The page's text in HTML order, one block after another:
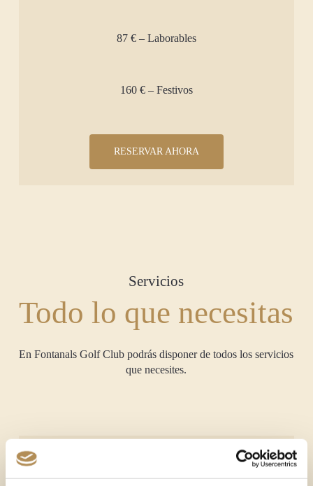
87 € – Laborables
160 € – Festivos
RESERVAR AHORA
Servicios
Todo lo que necesitas
En Fontanals Golf Club podrás disponer de todos los servicios
que necesites.
46 €